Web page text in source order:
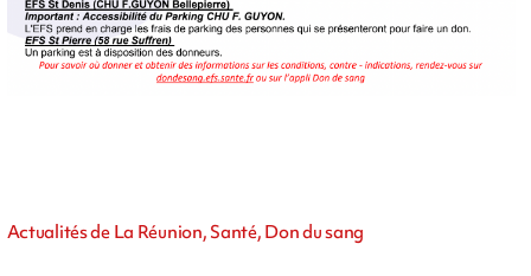
Actualités de La Réunion, Santé, Don du sang